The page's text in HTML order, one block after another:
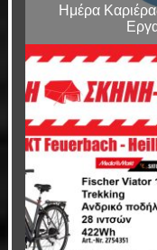
Ημέρα